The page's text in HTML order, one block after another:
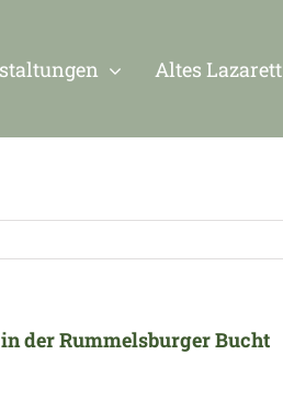
Altes Lazarett
der Rummelsburger Bucht